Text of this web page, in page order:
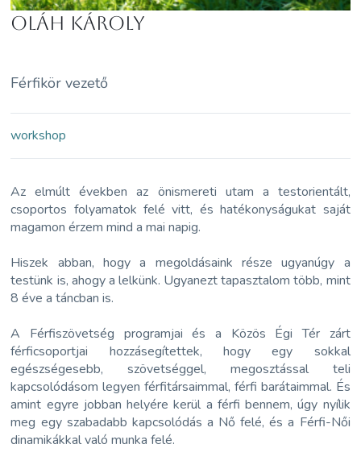
Oláh Károly
Férfikör vezető
workshop
Az elmúlt években az önismereti utam a testorientált,
csoportos folyamatok felé vitt, és hatékonyságukat saját
magamon érzem mind a mai napig.
Hiszek abban, hogy a megoldásaink része ugyanúgy a
testünk is, ahogy a lelkünk. Ugyanezt tapasztalom több, mint
8 éve a táncban is.
A Férfiszövetség programjai és a Közös Égi Tér zárt
férficsoportjai hozzásegítettek, hogy egy sokkal
egészségesebb, szövetséggel, megosztással teli
kapcsolódásom legyen férfitársaimmal, férfi barátaimmal. És
amint egyre jobban helyére kerül a férfi bennem, úgy nyílik
meg egy szabadabb kapcsolódás a Nő felé, és a Férfi-Női
dinamikákkal való munka felé.